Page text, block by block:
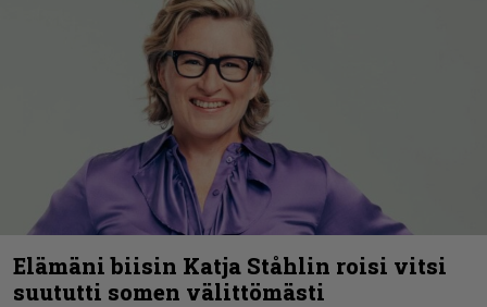
Elämäni biisin Katja Ståhlin roisi vitsi
suututti somen välittömästi